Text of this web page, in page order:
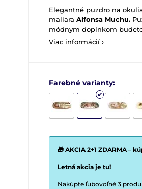
Elegantné puzdro na
maliara Alfonsa Muchu.
módnym doplnkom
Viac informácií ›
Farebné varianty:
🎁 AKCIA 2+1 ZDARMA –
Letná akcia je tu!
Nakúpte ľubovoľné 3